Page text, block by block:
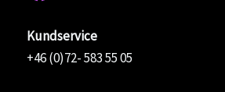
Kundservice
+46 (0)72- 583 55 05